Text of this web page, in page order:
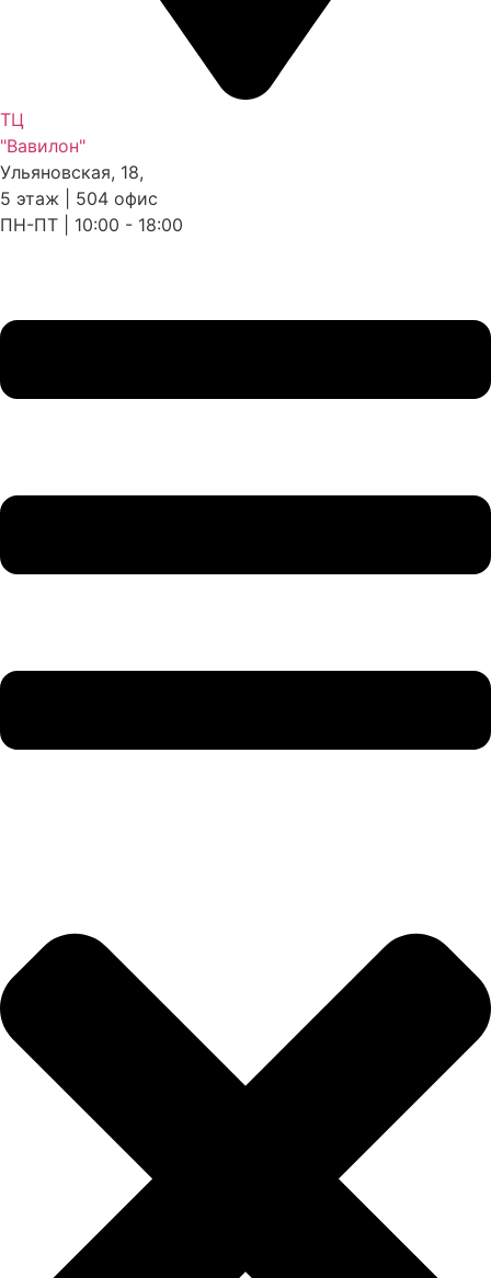
ТЦ
"Вавилон"
Ульяновская, 18,
5 этаж | 504 офис
ПН-ПТ | 10:00 - 18:00